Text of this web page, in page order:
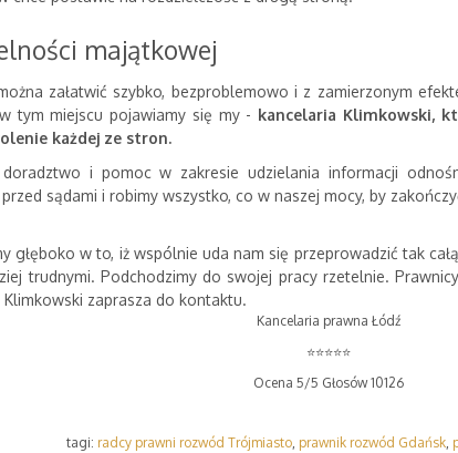
majątkowej
załatwić szybko, bezproblemowo i z zamierzonym
tym miejscu pojawiamy się my - kancelaria Klimkowski,
każdej ze stron.
i pomoc w zakresie udzielania informacji
sądami i robimy wszystko, co w naszej mocy, by
głęboko w to, iż wspólnie uda nam się przeprowadzić tak
trudnymi. Podchodzimy do swojej pracy rzetelnie.
zaprasza do kontaktu.
Kancelaria prawna Łódź
⭐⭐⭐⭐⭐
Ocena 5/5 Głosów 10126
tagi: radcy prawni rozwód Trójmiasto, prawnik rozwód Gdańsk,